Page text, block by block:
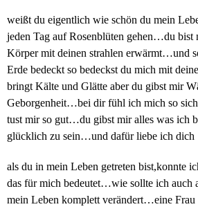
weißt du eigentlich wie schön du mein
jeden Tag auf Rosenblüten gehen…du bist
Körper mit deinen strahlen erwärmt…und
Erde bedeckt so bedeckst du mich mit
bringt Kälte und Glätte aber du gibst mir
Geborgenheit…bei dir fühl ich mich so
tust mir so gut…du gibst mir alles was ich
glücklich zu sein…und dafür liebe ich dich
als du in mein Leben getreten bist,konnte
das für mich bedeutet…wie sollte ich auch
mein Leben komplett verändert…eine